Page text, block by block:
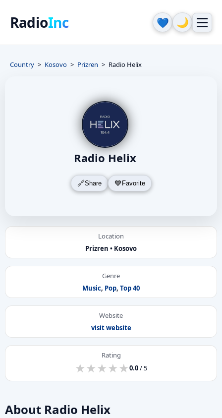
RadioInc 💙 🌙
Country Kosovo Prizren Radio Helix
Radio Helix
Share Favorite
Location
Prizren • Kosovo
Genre
Music, Pop, Top 40
Website
visit website
Rating
★
★★
★★
★★
★★
★0.0/ 5
About Radio Helix